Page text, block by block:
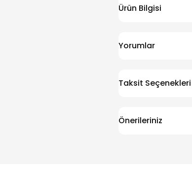
Ürün Bilgisi
Yorumlar
Taksit Seçenekleri
Önerileriniz